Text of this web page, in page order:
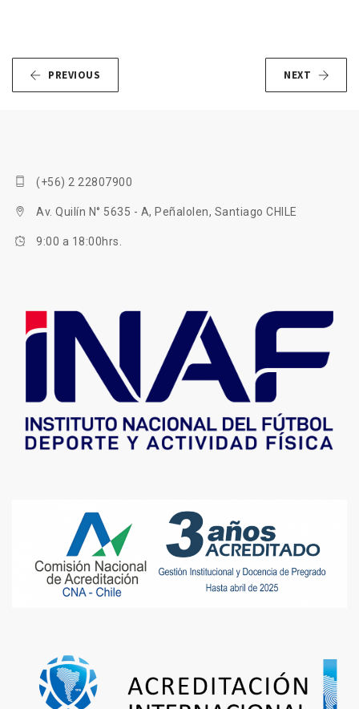
PREVIOUS NEXT
(+56) 2 22807900
Av. Quilín N° 5635 - A, Peñalolen, Santiago CHILE
9:00 a 18:00hrs.